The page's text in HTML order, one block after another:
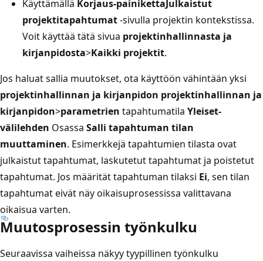
Käyttämällä Korjaus-painikettaJulkaistut
projektitapahtumat-sivulla projektin kontekstissa.
Voit käyttää tätä sivua projektinhallinnasta ja
kirjanpidosta>Kaikki projektit.
Jos haluat sallia muutokset, ota käyttöön vähintään yksi
projektinhallinnan ja kirjanpidon projektinhallinnan ja
kirjanpidon>parametrien tapahtumatila Yleiset-
välilehden Osassa Salli tapahtuman tilan
muuttaminen. Esimerkkejä tapahtumien tilasta ovat
julkaistut tapahtumat, laskutetut tapahtumat ja poistetut
tapahtumat. Jos määrität tapahtuman tilaksi Ei, sen tilan
tapahtumat eivät näy oikaisuprosessissa valittavana
oikaisua varten.
Muutosprosessin työnkulku
Seuraavissa vaiheissa näkyy tyypillinen työnkulku